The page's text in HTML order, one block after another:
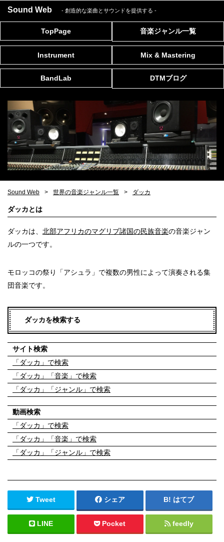
Sound Web - 創造的な楽曲とサウンドを提供する -
TopPage 音楽ジャンル一覧
Instrument Mix & Mastering
BandLab DTMブログ
Sound Web 世界の音楽ジャンル一覧 ダッカ
ダッカとは
ダッカは、 北部アフリカのマグリブ諸国の民族音楽の音楽ジャン
ルの一つです。
モロッコの祭り「アシュラ」で複数の男性によって演奏される集
団音楽です。
ダッカを検索する
サイト検索
「ダッカ」で検索
「ダッカ」「音楽」で検索
「ダッカ」「ジャンル」で検索
動画検索
「ダッカ」で検索
「ダッカ」「音楽」で検索
「ダッカ」「ジャンル」で検索
Tweet シェア はてブ
LINE Pocket feedly